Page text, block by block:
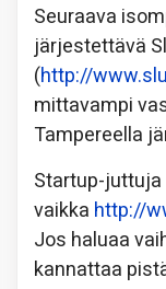
Seuraava
järjestettävä
(http://
mittavampi
Tampereella
Startup-
vaikka http://
Jos haluaa
kannattaa